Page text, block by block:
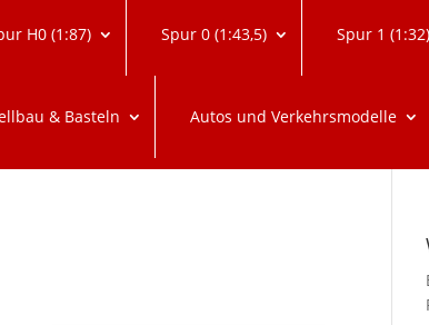
H0 (1:87) Spur 0 (1:43,5) Spur 1 (1:32)
& Basteln Autos und Verkehrsmodelle